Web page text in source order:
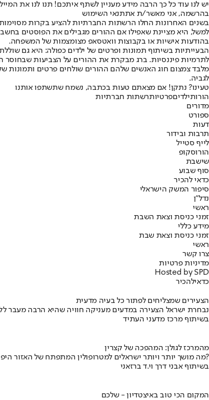
יש לנו עוד כל כך הרבה מידע מעניין לשתף איתכם! תנו לנו את
בהרשמה, אני מאשר/ת אתתנאי השימוש
בשנים האחרונות החלו הרשתות החברתיות להציע בקרות מסוימות
למשל, היא מציינת שאפילו אם ההורים מגבילים את הפוסטים
בהודעות אישיות או בקבוצות וואטסאפ מצומצמות של המשפחה.
הבעייתיות בשיתוף תמונות ופרטים של ילדים כפולה: היא גם
לתרמיות פיננסיות. ברג מבקרת את ההורים על הצביעות
מלבד צמצום חוג האנשים שלהם ההורים שולחים פרטים ותמונות
לגביה.
טעינו? נתקן! אם מצאתם טעות בכתבה, נשמח שתשתפו אותנו
הורותילדיםפרטיותרשתות חברתיות
מדורים
ספורט
דעות
תרבות ובידור
לייף סטייל
הורוסקופ
שישבת
סוף שבוע
כדאי להכיר
סיפור המשק הישראלי
נדל"ן
ראשי
זמני כניסת וצאת השבת
מידע כללי
זמני כניסת וצאת שבת
ראשי
צרו קשר
מדיניות פרטיות
Hosted by SPD
כדאילהכיר
הצעירים שמצליחים לפתור כל בעיה מדעית
נבחרת ישראל הצעירה במדעים מעניקה חוויה שהיא הרבה מעבר
בשיתוף מרכז מדעני העתיד
מהמרכז לגולן: המהפכה של קצרין
מה מושך יותר ויותר ישראלים למטרופולין המתפתח של האזור היפה במדינה?
בשיתוף אבני דרך וי.ד ברזאני
המקום הכי טוב באיצטדיון - שלכם